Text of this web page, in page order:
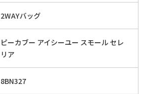
2WAYバッグ
ピーカブー アイシーユー スモール セレ
リア
8BN327